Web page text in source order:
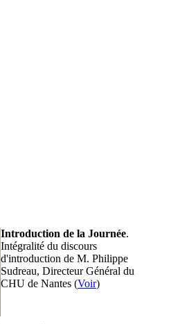
Introduction de la Journée.
Intégralité du discours
d'introduction de M. Philippe
Sudreau, Directeur Général du
CHU de Nantes (Voir)